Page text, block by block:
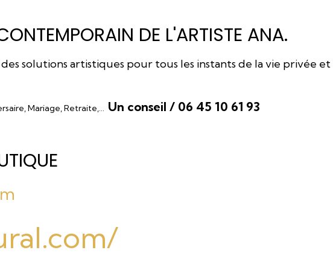
DE L'ARTISTE ANA.
solutions artistiques pour tous les instants de la vie privée et
Mariage, Retraite,… Un conseil / 06 45 10 61 93